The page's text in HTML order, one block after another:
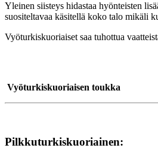
Yleinen siisteys hidastaa hyönteisten
suositeltavaa käsitellä koko talo mikäli
Vyöturkiskuoriaiset saa tuhottua
Vyöturkiskuoriaisen toukka
Pilkkuturkiskuoriainen: